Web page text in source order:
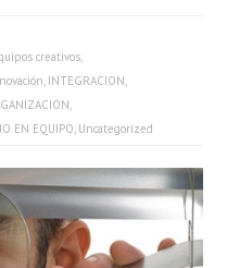
creativos,
, INTEGRACION,
,
EN EQUIPO, Uncategorized